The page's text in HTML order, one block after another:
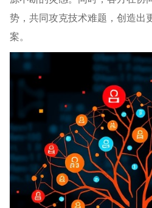
势，共同攻克技术难题，创造出
案。